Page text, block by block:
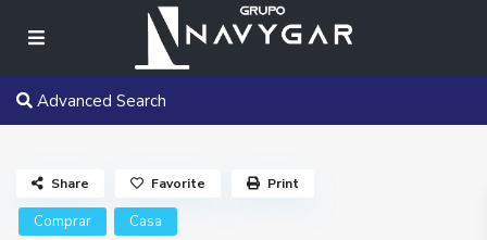
Advanced Search
Comprar Casa
Share Favorite Print